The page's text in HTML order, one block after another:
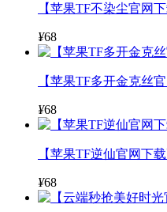
【苹果TF不染尘官网
¥68
【苹果TF多开金克丝
¥68
【苹果TF逆仙官网下
¥68